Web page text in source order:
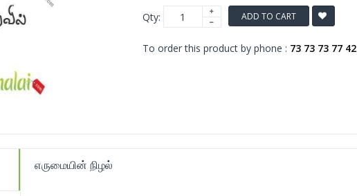
Qty: ADD TO CART
To order this product by phone : 73 73 73 77 42
எருமையின் நிழல்